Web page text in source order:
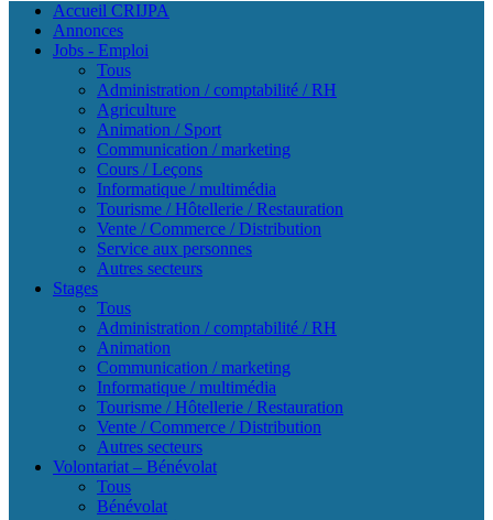
Accueil CRIJPA
Annonces
Jobs - Emploi
Tous
Administration / comptabilité / RH
Agriculture
Animation / Sport
Communication / marketing
Cours / Leçons
Informatique / multimédia
Tourisme / Hôtellerie / Restauration
Vente / Commerce / Distribution
Service aux personnes
Autres secteurs
Stages
Tous
Administration / comptabilité / RH
Animation
Communication / marketing
Informatique / multimédia
Tourisme / Hôtellerie / Restauration
Vente / Commerce / Distribution
Autres secteurs
Volontariat – Bénévolat
Tous
Bénévolat